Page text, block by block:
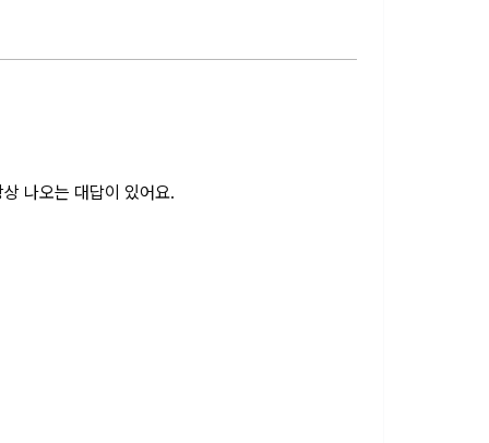
나오는 대답이 있어요.